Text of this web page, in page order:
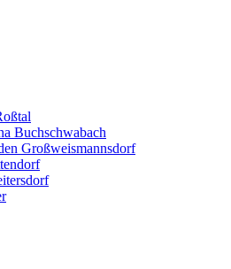
Buchschwabach
Großweismannsdorf